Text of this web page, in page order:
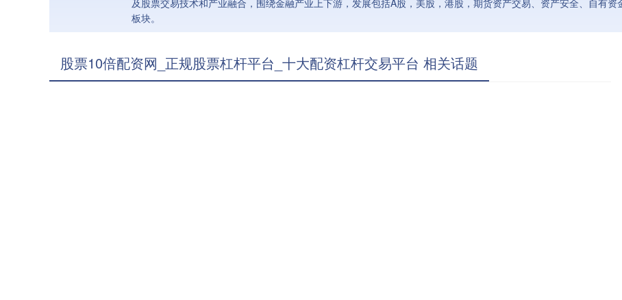
及股票交易技术和产业融合，围绕金融产业上下游，发展包括A股，美股，港股，期货资产交易、资产安全、自有
板块。
股票10倍配资网_正规股票杠杆平台_十大配资杠杆交易平台 相关话题